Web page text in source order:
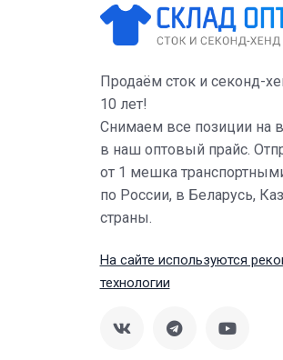
Продаём сток и секонд-
10 лет!
Снимаем все позиции на
в наш оптовый прайс.
от 1 мешка
по России, в Беларусь,
страны.
На сайте используются
технологии